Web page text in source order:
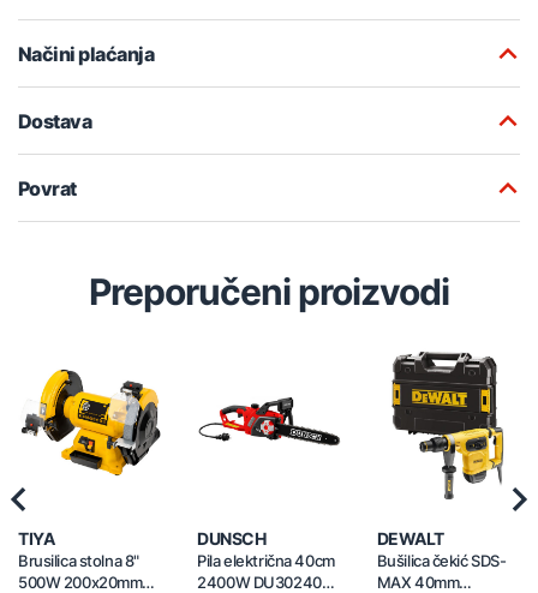
Načini plaćanja
Dostava
Povrat
Preporučeni proizvodi
TIYA
Brusilica stolna 8"
500W 200x20mm
DUNSCH
Pila električna 40cm
2400W DU30240-
DEWALT
Bušilica čekić SDS-
MAX 40mm